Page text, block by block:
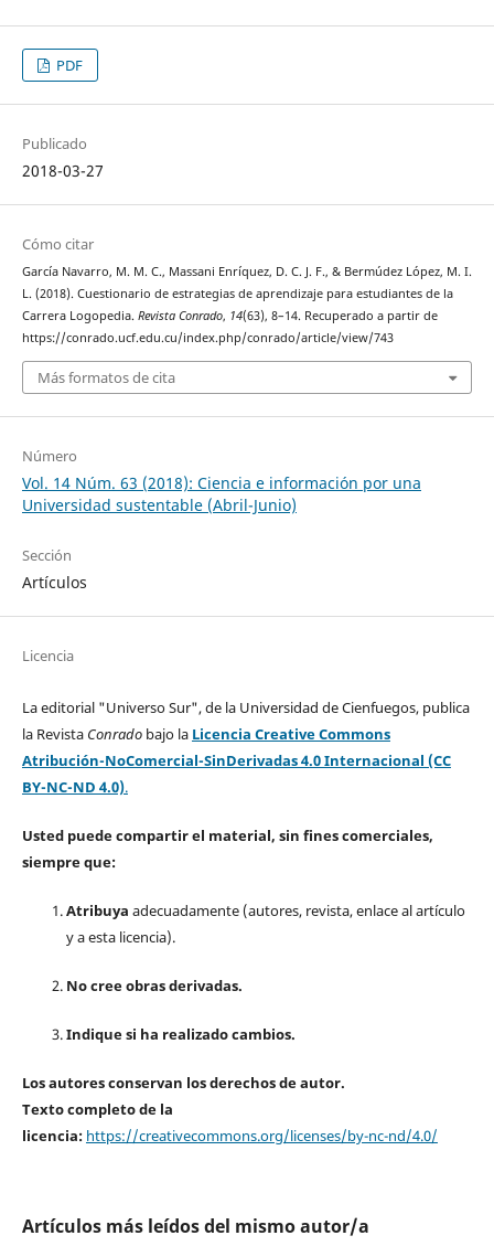
PDF
Publicado
2018-03-27
Cómo citar
García Navarro, M. M. C., Massani Enríquez, D. C. J. F., & Bermúdez López, M. I.
L. (2018). Cuestionario de estrategias de aprendizaje para estudiantes de la
Carrera Logopedia. Revista Conrado, 14(63), 8–14. Recuperado a partir de
https://conrado.ucf.edu.cu/index.php/conrado/article/view/743
Más formatos de cita
Número
Vol. 14 Núm. 63 (2018): Ciencia e información por una
Universidad sustentable (Abril-Junio)
Sección
Artículos
Licencia
La editorial "Universo Sur", de la Universidad de Cienfuegos, publica
la Revista Conradobajo la Licencia Creative Commons
Atribución-NoComercial-SinDerivadas 4.0 Internacional (CC
BY-NC-ND 4.0).
Usted puede compartir el material, sin fines comerciales,
siempre que:
Atribuya adecuadamente (autores, revista, enlace al artículo
y a esta licencia).
No cree obras derivadas.
Indique si ha realizado cambios.
Los autores conservan los derechos de autor.
Texto completo de la
licencia: https://creativecommons.org/licenses/by-nc-nd/4.0/
Artículos más leídos del mismo autor/a